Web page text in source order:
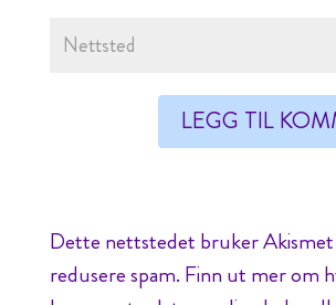
Dette nettstedet bruker
redusere spam. Finn ut mer om